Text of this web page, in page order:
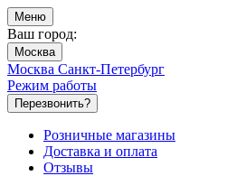
Меню
Ваш город:
Москва
Москва Санкт-Петербург
Режим работы
Перезвонить?
Розничные магазины
Доставка и оплата
Отзывы